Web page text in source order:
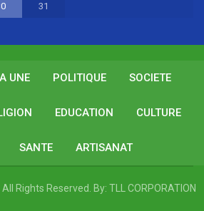
31
UNE POLITIQUE SOCIETE
EDUCATION CULTURE
SANTE ARTISANAT
Rights Reserved. By: TLL CORPORATION